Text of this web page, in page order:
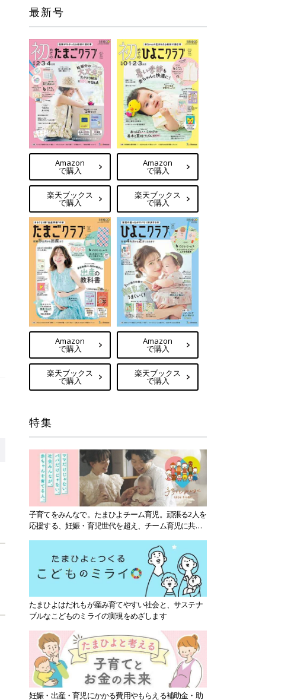
最新号
Amazon
で購入
楽天ブックス
で購入
Amazon
で購入
楽天ブックス
で購入
Amazon
で購入
楽天ブックス
で購入
Amazon
で購入
楽天ブックス
で購入
特集
子育てをみんなで。たまひよチーム育児。頑張る2人を
応援する、妊娠・育児世代を超え、チーム育児に共感
たまひよはだれもが産み育てやすい社会と、サステナ
ブルなこどものミライの実現をめざします
妊娠・出産・育児にかかる費用やもらえる補助金・助